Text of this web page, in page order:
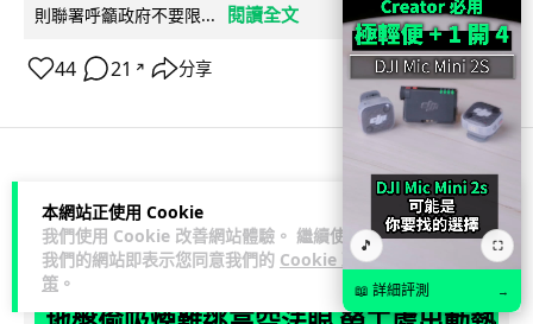
本網站正使用 Cookie
我們使用 Cookie 改善網站體驗。 繼續使用
我們的網站即表示您同意我們的 Cookie 政
策 。
則聯署呼籲政府不要限...
閱讀全文
44 21 ↗ 分享
Vin 1 日
🎵 ⛶
📖 詳細評測 →